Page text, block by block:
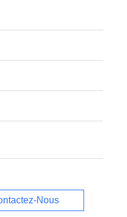
Nous